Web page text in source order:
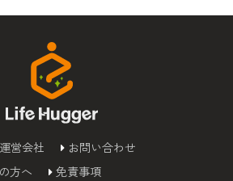
運営会社
お問い合わせ
方へ
免責事項